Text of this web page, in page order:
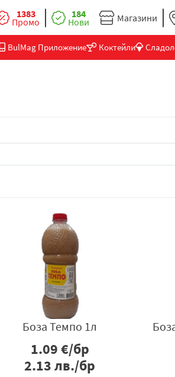
1383
Промо
184
Нови Магазини
BulMag Приложение Коктейли
Боза Темпо 1л
1.09€/бр
2.13лв./бр